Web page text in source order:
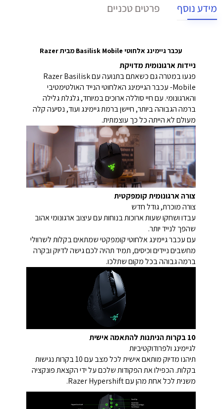
מידע נוסף פרטים טכניים
עכבר גיימינג אלחוטי Basilisk Mobile מבית Razer
ניידות ארגונומית מדויקת
פגעו במטרה גם כשאתם בתנועה עם Razer Basilisk
Mobile- עכבר הגיימינג האלחוטי הנייד האולטימטיבי
והארגונומי. עם חיי סוללה ארוכים במיוחד, גלגלת גלילה
ברמה הגבוהה ביותר, חיישן ברמת גיימינג ועוד, נסיעה קלה
מעולם לא הייתה כל כך עוצמתית.
צורה ארגונומית קומפקטית
צורה מוכרת, גודל חדש
עבדו ושחקו שעות ארוכות בנוחות עם עיצוב ארגונומי אהוב
שהפך לנייד יותר.
עם עכבר גיימינג אלחוטי קומפקטי שמתאים בקלות לשרוולי
מחשבים ניידים וכיסים, תמיד תהיה לכם גישה לדיוק ובקרה
ברמה גבוהה בכל מקום שתלכו.
10 בקרות הניתנות להתאמה אישית
לגיימינג ולפרודוקטיביות
תיהנו מדיוק מותאם אישית לכל מצב עם 10 בקרות נגישות
בקלות. הכפילו את הפקודות שלכם על ידי הקצאת פונקציה
משנית לכל אחת מהן עם Razer Hypershift.